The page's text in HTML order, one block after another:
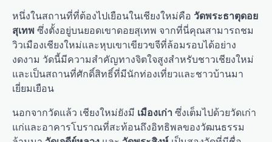
หนึ่งในสถานที่ที่ต้องไปเยือนในเชียงใหม่คือ วัดพระธาตุดอย
สุเทพ ซึ่งตั้งอยู่บนยอดเขาดอยสุเทพ จากที่นี่คุณสามารถชม
วิวเมืองเชียงใหม่และหุบเขาเขียวขจีที่ล้อมรอบได้อย่าง
งดงาม วัดนี้มีความสำคัญทางจิตใจสูงสำหรับชาวเชียงใหม่
และเป็นสถานที่ศักดิ์สิทธิ์ที่มีนักท่องเที่ยวและชาวบ้านมา
เยี่ยมเยือน
นอกจากวัดแล้ว เชียงใหม่ยังมี เมืองเก่า ซึ่งเต็มไปด้วยวัดเก่า
แก่และอาคารโบราณที่สะท้อนถึงอิทธิพลของวัฒนธรรม